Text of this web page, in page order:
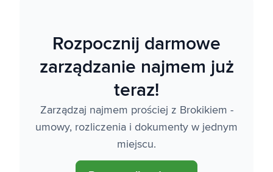
Rozpocznij darmowe
zarządzanie najmem już
teraz!
Zarządzaj najmem prościej z Brokikiem -
umowy, rozliczenia i dokumenty w jednym
miejscu.